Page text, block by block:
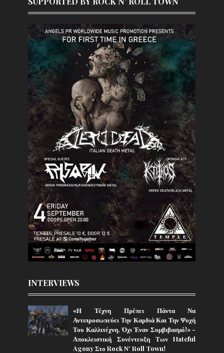
INTERVIEWS
«Η Τέχνη Πρέπει Πάντα Να
Αντιπροσωπεύει Την Καρδιά Και Την Ψυχή
Του Καλλιτέχνη, Όχι Έναν Συμβιβασμό!» -
Αποκλειστική Συνέντευξη Των Hateful
Agony Στο Rock N' Roll Town!